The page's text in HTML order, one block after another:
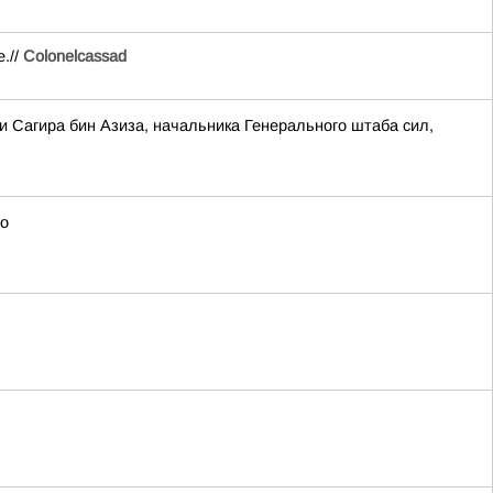
Colonelcassad
бин Азиза, начальника Генерального штаба сил,